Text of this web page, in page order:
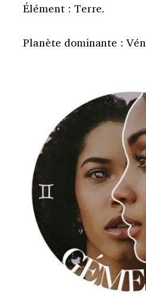
Élément : Terre.
Planète dominante :